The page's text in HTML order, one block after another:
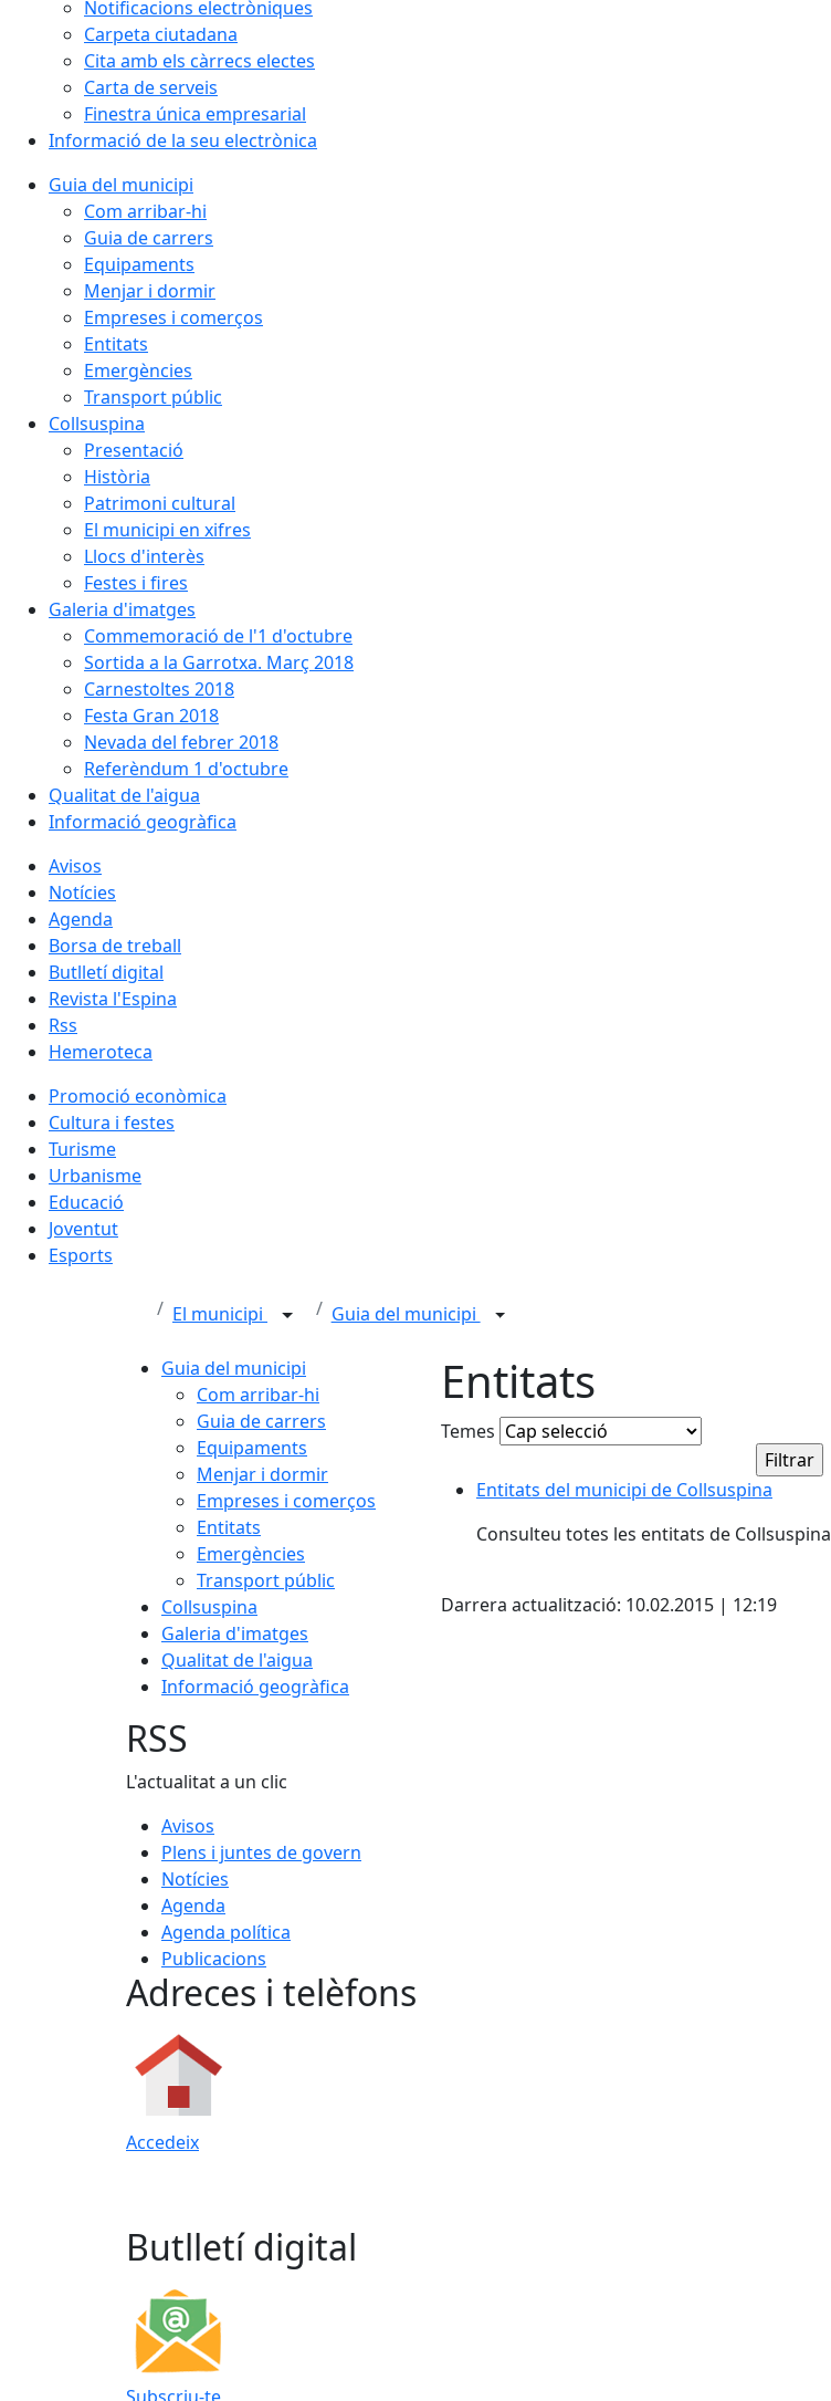
Notificacions electròniques
Carpeta ciutadana
Cita amb els càrrecs electes
Carta de serveis
Finestra única empresarial
Informació de la seu electrònica
Guia del municipi
Com arribar-hi
Guia de carrers
Equipaments
Menjar i dormir
Empreses i comerços
Entitats
Emergències
Transport públic
Collsuspina
Presentació
Història
Patrimoni cultural
El municipi en xifres
Llocs d'interès
Festes i fires
Galeria d'imatges
Commemoració de l'1 d'octubre
Sortida a la Garrotxa. Març 2018
Carnestoltes 2018
Festa Gran 2018
Nevada del febrer 2018
Referèndum 1 d'octubre
Qualitat de l'aigua
Informació geogràfica
Avisos
Notícies
Agenda
Borsa de treball
Butlletí digital
Revista l'Espina
Rss
Hemeroteca
Promoció econòmica
Cultura i festes
Turisme
Urbanisme
Educació
Joventut
Esports
El municipi Guia del municipi
Guia del municipi
Com arribar-hi
Guia de carrers
Equipaments
Menjar i dormir
Empreses i comerços
Entitats
Emergències
Transport públic
Collsuspina
Galeria d'imatges
Qualitat de l'aigua
Informació geogràfica
Entitats
Temes
Entitats del municipi de Collsuspina
Consulteu totes les entitats de Collsuspina
Darrera actualització: 10.02.2015 | 12:19
RSS
L'actualitat a un clic
Avisos
Plens i juntes de govern
Notícies
Agenda
Agenda política
Publicacions
Adreces i telèfons
Accedeix
Butlletí digital